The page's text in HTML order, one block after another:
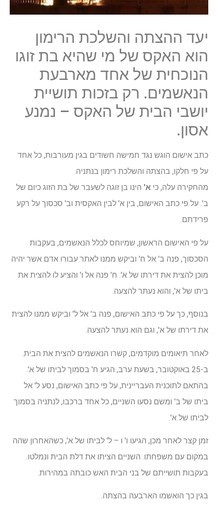
יעד ההצתה והשלכת הרימון
הוא האקס של מי שהיא בת זוגו
הנוכחית של אחד מארבעת
הנאשמים. רק בזכות תושיית
יושבי הבית של האקס – נמנע
אסון.
כתב אישום הוגש נגד חמישה חשודים בגין מעורבות, כל אחד
על פי חלקו, בהצתה והשלכת רימון בנתניה.
מהחקירה עלה, כי א' הינו בן זוגה לשעבר של בת הזוג כיום של
ב'. על פי כתב האישום, בין א' לבין האקסית וב' סכסוך על רקע
פרידתם.
על פי האישום הראשון, שמיוחס לכלל הנאשמים, בעקבות
הסכסוך, פנה ב' אל ח' וביקש ממנו לאתר עבורו אדם אשר יהיה
מוכן להצית את דירתו של א'. ח' פנה אל ו' והציע לו להצית את
ביתו של א', והוא נעתר להצעה.
בנוסף, כך על פי כתב האישום, פנה ב' אל ל' וביקש ממנו להצית
את דירתו של א', וגם הוא נעתר להצעה.
לאחר תיאומים מוקדמים, קשרו הנאשמים להצית את הבית.
ב-25 באוקטובר, בשעת ערב, הגיע ח' בסמוך לביתו של א'.
בהתאם לתוכנית העבריינית, על פי כתב האישום, נסע ל' אל
ביתו של ב' ומשם נסעו השניים, כל אחד ברכבו, לנתניה בסמוך
לביתו של א'.
זמן קצר לאחר מכן, הגיעו ו' ו – ל' לביתו של א', כשהאחרון שהה
במקום עם משפחתו. השניים הציתו את דלת הבית ונמלטו.
בעקבות תושייתם של בני הבית האש כובתה במהירות.
בגין כך הואשמו הארבעה בהצתה.